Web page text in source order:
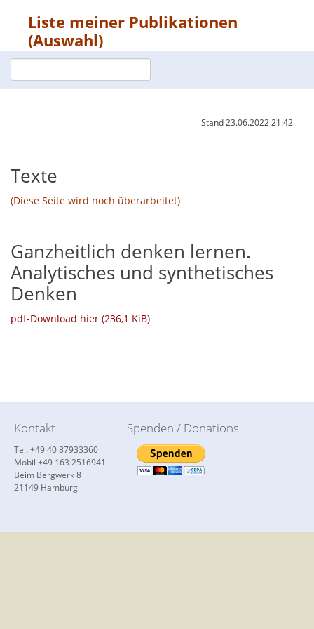
Liste meiner Publikationen
(Auswahl)
Stand23.06.2022 21:42
Texte
(Diese Seite wird noch überarbeitet)
Ganzheitlich denken lernen.
Analytisches und synthetisches
Denken
pdf-Download hier (236,1 KiB)
Kontakt
Tel. +49 40 87933360
Mobil +49 163 2516941
Beim Bergwerk 8
21149 Hamburg
Spenden / Donations